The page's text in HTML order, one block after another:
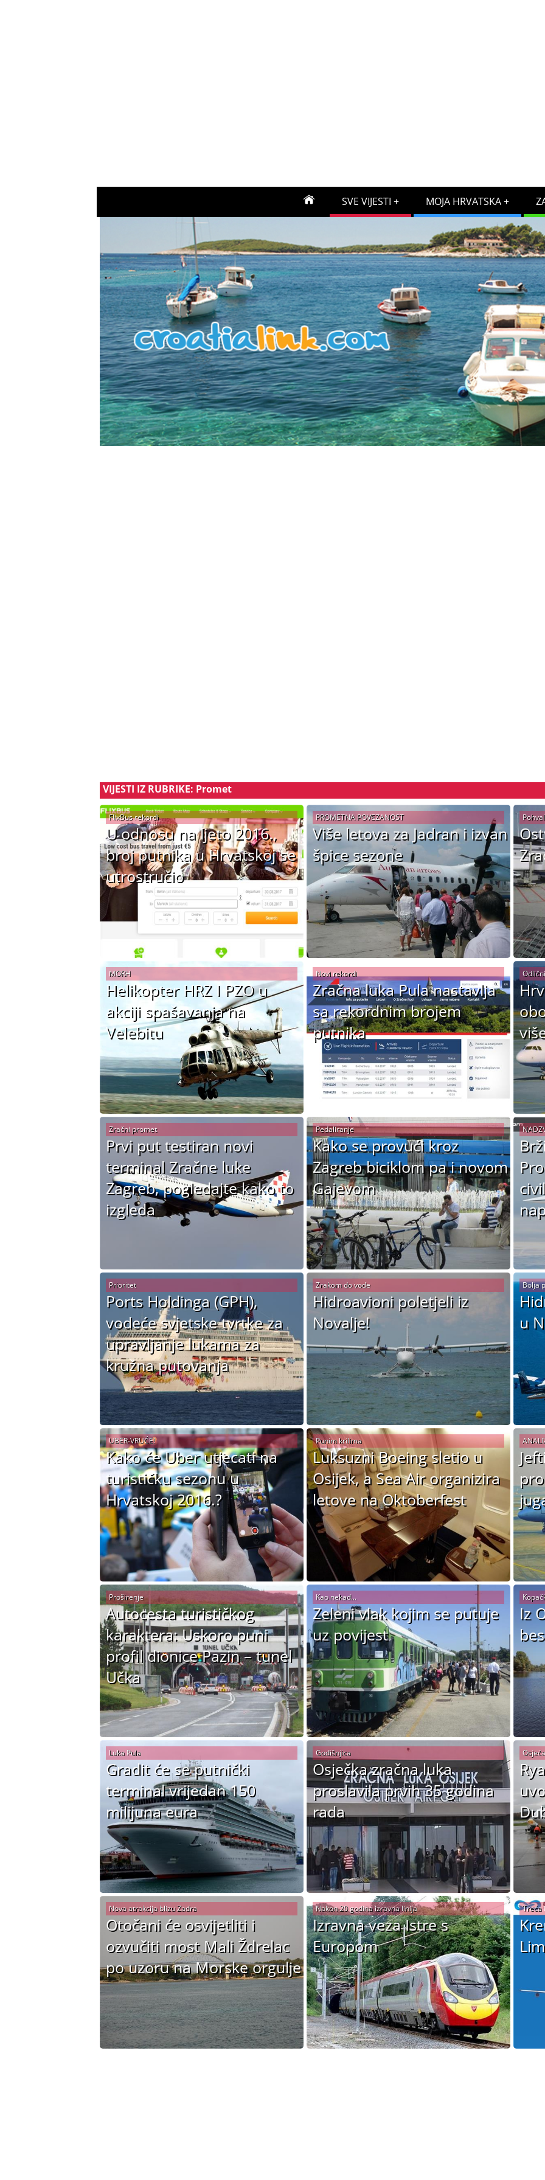
SVE VIJESTI MOJA HRVATSKA
VIJESTI IZ RUBRIKE: Promet
U odnosu na ljeto 2016.,
broj putnika u Hrvatskoj se
utrostručio
FlixBus rekordi
Više letova za Jadran i izvan
špice sezone
PROMETNA POVEZANOST
Helikopter HRZ I PZO u
akciji spašavanja na
Velebitu
MORH
Zračna luka Pula nastavlja
sa rekordnim brojem
putnika
Novi rekordi
Prvi put testiran novi
terminal Zračne luke
Zagreb, pogledajte kako to
izgleda
Zračni promet
Kako se provući kroz
Zagreb biciklom pa i novom
Gajevom
Pedaliranje
Ports Holdinga (GPH),
vodeće svjetske tvrtke za
upravljanje lukama za
kružna putovanja
Prioritet
Hidroavioni poletjeli iz
Novalje!
Zrakom do vode
u
Bolja
Kako će Uber utjecati na
turističku sezonu u
Hrvatskoj 2016.?
UBER-VRUĆE!
Luksuzni Boeing sletio u
Osijek, a Sea Air organizira
letove na Oktoberfest
Punim krilima
Autocesta turističkog
karaktera: Uskoro puni
profil dionice Pazin – tunel
Učka
Proširenje
Zeleni vlak kojim se putuje
uz povijest
Kao nekad...
Iz
Gradit će se putnički
terminal vrijedan 150
milijuna eura
Luka Pula
Osječka zračna luka
proslavila prvih 35 godina
rada
Godišnjica
Otočani će osvijetliti i
ozvučiti most Mali Ždrelac
po uzoru na Morske orgulje
Nova atrakcija blizu Zadra
Izravna veza Istre s
Europom
Nakon 20 godina izravna linija Treća